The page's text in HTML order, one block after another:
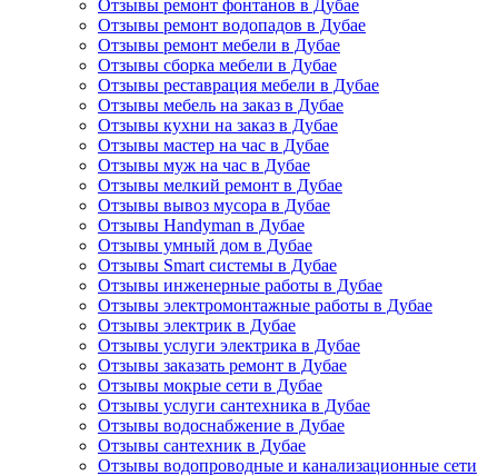
Отзывы ремонт фонтанов в Дубае
Отзывы ремонт водопадов в Дубае
Отзывы ремонт мебели в Дубае
Отзывы сборка мебели в Дубае
Отзывы реставрация мебели в Дубае
Отзывы мебель на заказ в Дубае
Отзывы кухни на заказ в Дубае
Отзывы мастер на час в Дубае
Отзывы муж на час в Дубае
Отзывы мелкий ремонт в Дубае
Отзывы вывоз мусора в Дубае
Отзывы Handyman в Дубае
Отзывы умный дом в Дубае
Отзывы Smart системы в Дубае
Отзывы инженерные работы в Дубае
Отзывы электромонтажные работы в Дубае
Отзывы электрик в Дубае
Отзывы услуги электрика в Дубае
Отзывы заказать ремонт в Дубае
Отзывы мокрые сети в Дубае
Отзывы услуги сантехника в Дубае
Отзывы водоснабжение в Дубае
Отзывы сантехник в Дубае
Отзывы водопроводные и канализационные сети